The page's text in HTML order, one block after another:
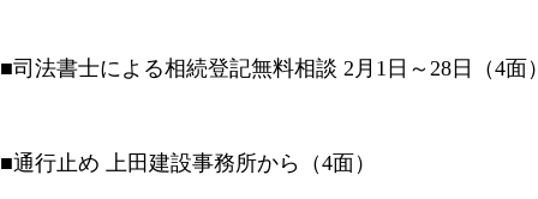
■司法書士による相続登記無料相談 2月1日～28日（4面
■通行止め 上田建設事務所から（4面）